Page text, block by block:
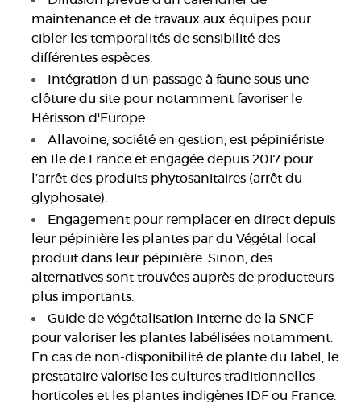
maintenance et de travaux aux équipes pour
cibler les temporalités de sensibilité des
différentes espèces.
Intégration d'un passage à faune sous une
clôture du site pour notamment favoriser le
Hérisson d'Europe.
Allavoine, société en gestion, est pépiniériste
en Ile de France et engagée depuis 2017 pour
l’arrêt des produits phytosanitaires (arrêt du
glyphosate).
Engagement pour remplacer en direct depuis
leur pépinière les plantes par du Végétal local
produit dans leur pépinière. Sinon, des
alternatives sont trouvées auprès de producteurs
plus importants.
Guide de végétalisation interne de la SNCF
pour valoriser les plantes labélisées notamment.
En cas de non-disponibilité de plante du label, le
prestataire valorise les cultures traditionnelles
horticoles et les plantes indigènes IDF ou France.